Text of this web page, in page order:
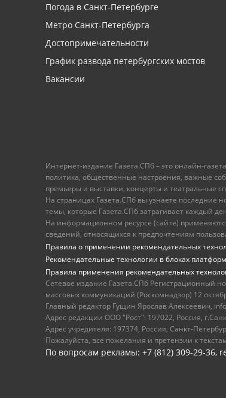
Погода в Санкт-Петербурге
Метро Санкт-Петербурга
Достопримечательности
График развода петербургских мостов
Вакансии
Интернет-издание Газета.СПб – это онлайн-
политика, общественные настроения, важные
премьеры и выставки, концерты и театральные
На страницах Газета.СПб вы узнаете последние
темы, которые Газета.СПб затрагивает каждый
На информационном ресурсе (сайте)
сведений, относящихся к предпочтениям
Правила о применении рекомендательных
Рекомендательные технологии в блоках
Правила применения рекомендательных
Сетевое издание Газета.СПб Регистрационный
массовых коммуникаций (Роскомнадзор) 12
Главный редактор Гущин Ярослав Алексеевич,
Адрес редакции ООО "Рост": 197022, Россия,
Адрес учредителя: 197374, Россия, Санкт-
Пожалуйста, все пожелания и претензии к
По вопросам рекламы: +7 (812) 309-29-36,